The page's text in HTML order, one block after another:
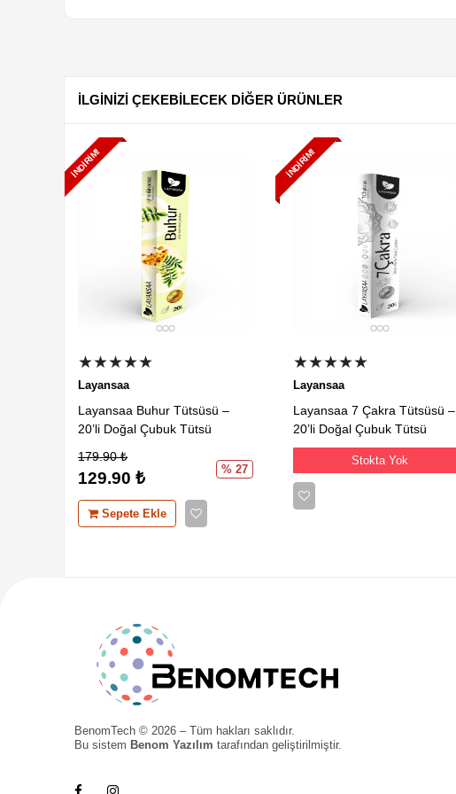
İLGİNİZİ ÇEKEBİLECEK DİĞER ÜRÜNLER
İNDIRIM!
★★★★★
Layansaa
Layansaa Buhur Tütsüsü –
20’li Doğal Çubuk Tütsü
179.90₺
129.90 ₺ % 27
Sepete Ekle
İNDIRIM!
★★★★★
Layansaa
Layansaa 7 Çakra Tütsüsü –
20’li Doğal Çubuk Tütsü
Stokta Yok
BenomTech © 2026 – Tüm hakları saklıdır.
Bu sistem Benom Yazılım tarafından geliştirilmiştir.